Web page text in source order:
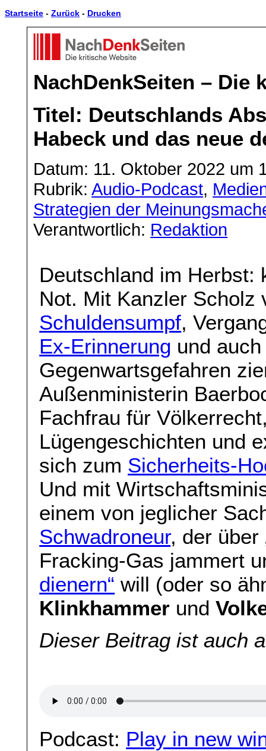
Startseite - Zurück - Drucken
NachDenkSeiten – Die
Titel: Deutschlands
Habeck und das neue
Datum: 11. Oktober 2022 um
Rubrik:Audio-Podcast,
Strategien der
Verantwortlich: Redaktion
Deutschland im Herbst:
Not. Mit Kanzler
Schuldensumpf,
Ex-Erinnerung und
Gegenwartsgefahren
Außenministerin
Fachfrau für
Lügengeschichten und
sich zum Sicherheits-
Und mit
einem von jeglicher
Schwadroneur, der über
Fracking-Gas jammert
dienern“ will (oder so
Klinkhammer und
Dieser Beitrag ist auch
Podcast: Play in new